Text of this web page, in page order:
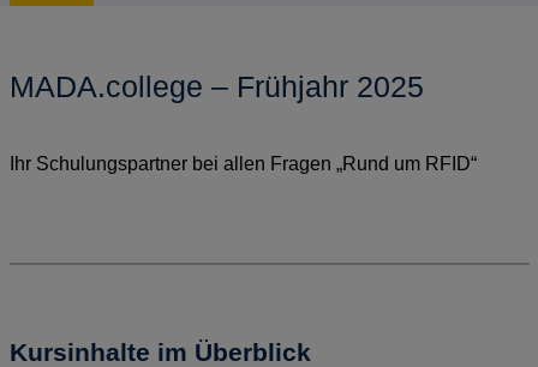
MADA.college – Frühjahr 2025
Ihr Schulungspartner bei allen Fragen „Rund um RFID“
Kursinhalte im Überblick